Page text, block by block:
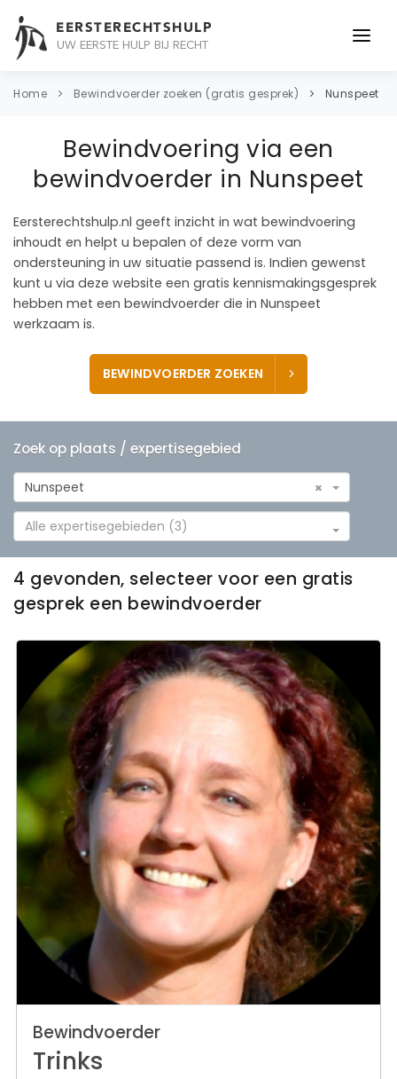
EERSTERECHTSHULP
UW EERSTE HULP BIJ RECHT
ONDERWERPEN
ADVOCAAT
CONTACT
Home Bewindvoerder zoeken (gratis gesprek) Nunspeet
Bewindvoering via een
bewindvoerder in Nunspeet
Eersterechtshulp.nl geeft inzicht in wat bewindvoering
inhoudt en helpt u bepalen of deze vorm van
ondersteuning in uw situatie passend is. Indien gewenst
kunt u via deze website een gratis kennismakingsgesprek
hebben met een bewindvoerder die in Nunspeet
werkzaam is.
BEWINDVOERDER ZOEKEN
Zoek op plaats / expertisegebied
×
Nunspeet
Alle expertisegebieden (3)
4 gevonden, selecteer voor een gratis
gesprek een bewindvoerder
Bewindvoerder
Trinks